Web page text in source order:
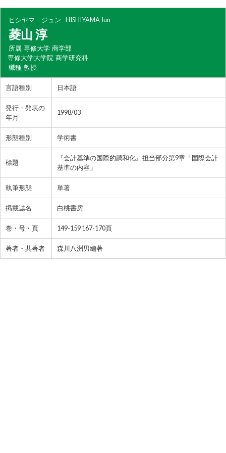
ヒシヤマ ジュン HISHIYAMA Jun
菱山 淳
所属 専修大学 商学部
専修大学大学院 商学研究科
職種 教授
言語種別 日本語
発行・発表の
年月
1998/03
形態種別 学術書
標題
『会計基準の国際的調和化』担当部分第9章「国際会計
基準の内容」
執筆形態 単著
掲載誌名 白桃書房
巻・号・頁 149-159 167-170頁
著者・共著者 森川八洲男編著